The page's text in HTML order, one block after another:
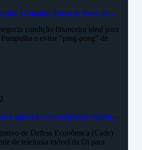
Cruzeiro busca se fixar no…
condição financeira ideal para
e evitar "ping-pong" de
e aprova com restrições venda…
de Defesa Econômica (Cade)
de telefonia móvel da Oi para